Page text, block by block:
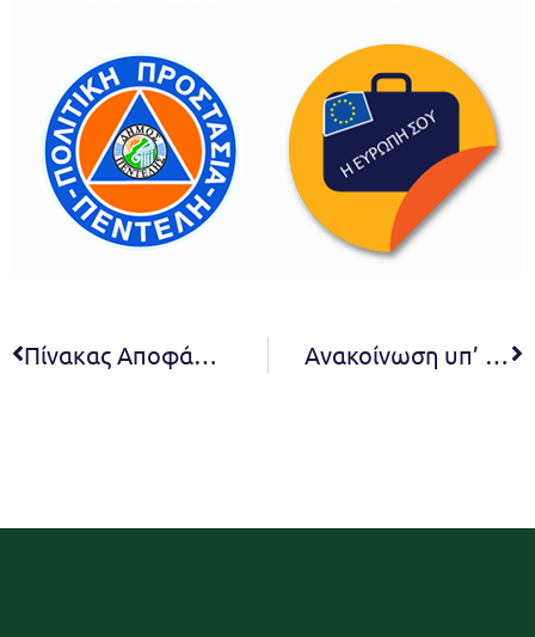
Πίνακας Αποφάσεων 31ης συνεδρίασης Οικονομικής Επιτροπής 2022 Ανακοίνωση υπ’ αριθμόν ΣΟΧ 5/2022 για την πρόσληψη με σύμβαση εργασίας ιδιωτικού δικαίου ορισμένου χρόνου, συνολικά τεσσάρων (4) ατόμων για την υλοποίηση της δράσης «Προώθηση και υποστήριξη παιδιών για την ένταξή τους στην προσχολική εκπαίδευση καθώς και για την πρόσβαση παιδιών σχολικής ηλικίας, εφήβων και ατόμων με αναπηρία, σε υπηρεσίες δημιουργικής απασχόλησης της χρονικής περιόδου 2022-2023»